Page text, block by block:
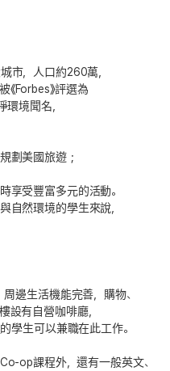
市，人口約260萬，
Forbes》評選為
環境聞名，
劃美國旅遊；
享受豐富多元的活動。
自然環境的學生來說，
邊生活機能完善，購物、
設有自營咖啡廳，
學生可以兼職在此工作。
op課程外，還有一般英文、